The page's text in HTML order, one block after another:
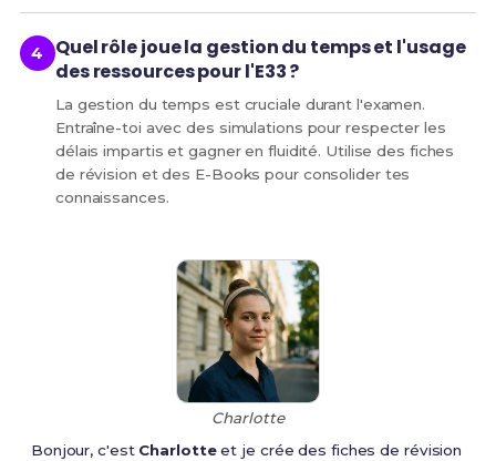
Quel rôle joue la gestion du temps et l'usage
des ressources pour l'E33 ?
La gestion du temps est cruciale durant l'examen.
Entraîne-toi avec des simulations pour respecter les
délais impartis et gagner en fluidité. Utilise des fiches
de révision et des E-Books pour consolider tes
connaissances.
Charlotte
Bonjour, c'est Charlotteet je crée des fiches de révision